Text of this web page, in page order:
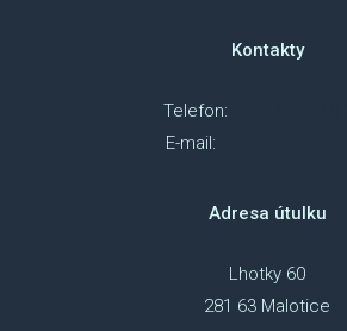
Kontakty
Telefon:
E-mail:
Adresa útulku
Lhotky 60
281 63 Malotice